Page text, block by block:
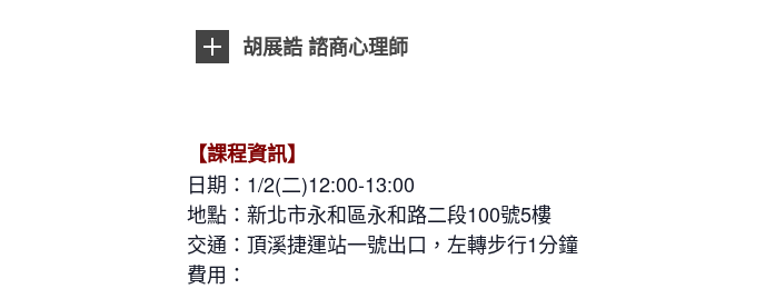
胡展誥 諮商心理師
【課程資訊】
日期：1/2(二)12:00-13:00
地點：新北市永和區永和路二段100號5樓
交通：頂溪捷運站一號出口，左轉步行1分鐘
費用：